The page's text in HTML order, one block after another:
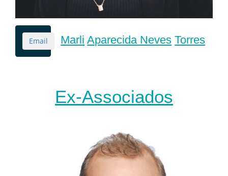
Email Marli Aparecida Neves Torres
Ex-Associados